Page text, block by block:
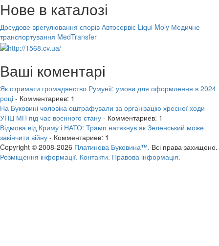
Нове в каталозі
Досудове врегулювання спорів Автосервіс Liqui Moly Медичне
транспортування MedTransfer
Ваші коментарі
Як отримати громадянство Румунії: умови для оформлення в 2024
році - Комментариев: 1
На Буковині чоловіка оштрафували за організацію хресної ходи
УПЦ МП під час воєнного стану - Комментариев: 1
Відмова від Криму і НАТО: Трамп натякнув як Зеленський може
закінчити війну - Комментариев: 1
Copyright © 2008-2026 Платинова Буковина™. Всі права захищено.
Розміщення інформації. Контакти. Правова інформація.